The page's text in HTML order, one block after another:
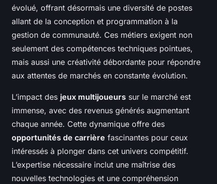
évolué, offrant désormais une diversité de postes
allant de la conception et programmation à la
gestion de communauté. Ces métiers exigent non
seulement des compétences techniques pointues,
mais aussi une créativité débordante pour répondre
aux attentes de marchés en constante évolution.
L’impact des jeux multijoueurs sur le marché est
immense, avec des revenus générés augmentant
chaque année. Cette dynamique offre des
opportunités de carrière fascinantes pour ceux
intéressés à plonger dans cet univers compétitif.
L’expertise nécessaire inclut une maîtrise des
nouvelles technologies et une compréhension